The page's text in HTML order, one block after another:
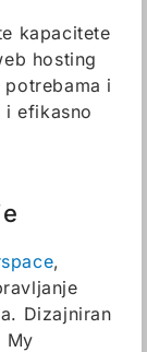
kapacitete
hosting
i
i efikasno
,
Dizajniran
My